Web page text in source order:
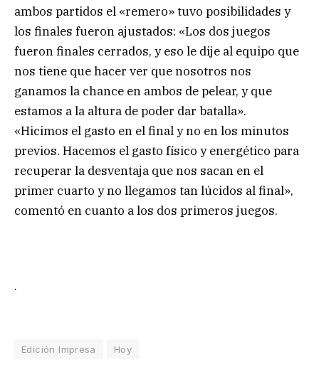
ambos partidos el «remero» tuvo posibilidades y
los finales fueron ajustados: «Los dos juegos
fueron finales cerrados, y eso le dije al equipo que
nos tiene que hacer ver que nosotros nos
ganamos la chance en ambos de pelear, y que
estamos a la altura de poder dar batalla».
«Hicimos el gasto en el final y no en los minutos
previos. Hacemos el gasto físico y energético para
recuperar la desventaja que nos sacan en el
primer cuarto y no llegamos tan lúcidos al final»,
comentó en cuanto a los dos primeros juegos.
.
Edición Impresa Hoy